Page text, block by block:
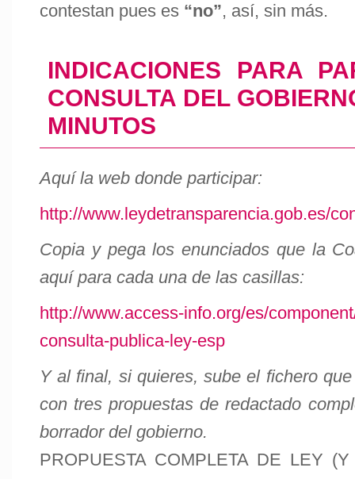
contestan pues es “no”, así, sin más.
INDICACIONES PARA
CONSULTA DEL
MINUTOS
Aquí la web donde participar:
http://www.leydetransparencia.gob.es/
Copia y pega los enunciados que la
aquí para cada una de las casillas:
http://www.access-info.org/es/
consulta-publica-ley-esp
Y al final, si quieres, sube el fichero
con tres propuestas de redactado
borrador del gobierno.
PROPUESTA COMPLETA DE LEY